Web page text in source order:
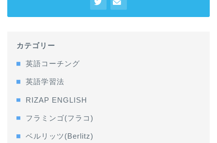
カテゴリー
英語コーチング
英語学習法
RIZAP ENGLISH
フラミンゴ(フラコ)
ベルリッツ(Berlitz)